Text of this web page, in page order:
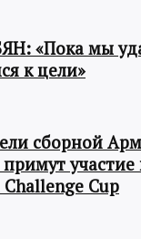
«Пока мы
к цели»
сборной
Cup